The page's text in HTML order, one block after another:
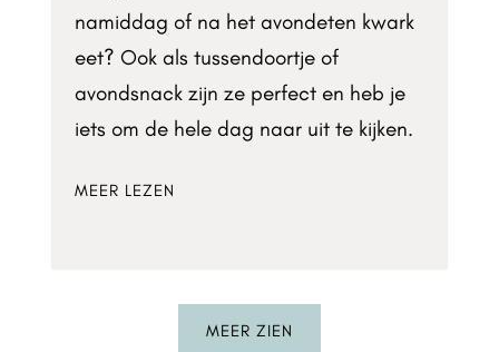
namiddag of na het avondeten kwark
eet? Ook als tussendoortje of
avondsnack zijn ze perfect en heb je
iets om de hele dag naar uit te kijken.
MEER LEZEN
MEER ZIEN